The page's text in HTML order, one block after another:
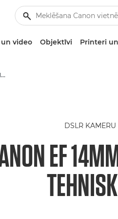
video Objektīvi Printeri
Canon EF 14mm f/2.8L II USM objektīvs
DSLR KAMERU
EF